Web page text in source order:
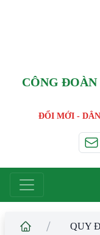
CÔNG
ĐỔI MỚI -
/ QUY